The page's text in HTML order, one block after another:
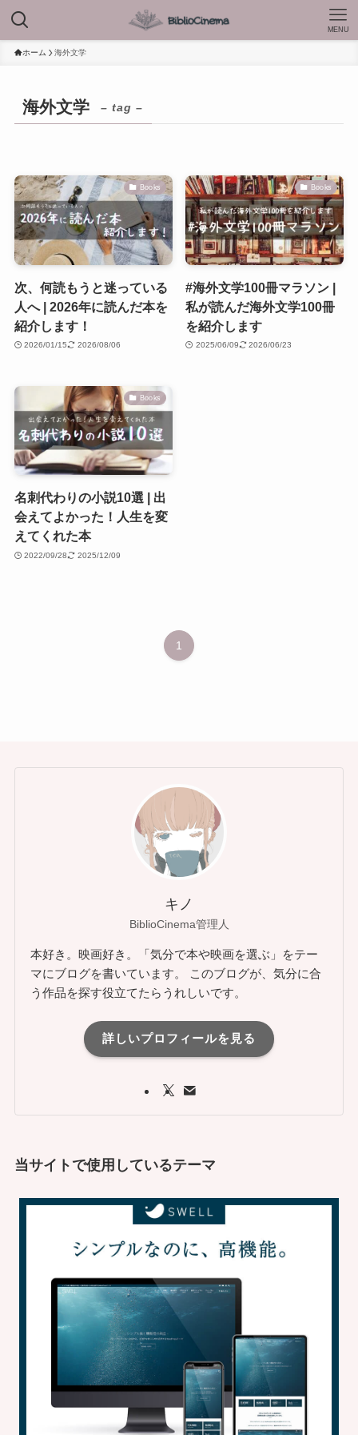
MENU
ホーム 海外文学
海外文学 – tag –
Books
次、何読もうと迷っている
人へ | 2026年に読んだ本を
紹介します！
2026/01/15 2026/08/06
Books
#海外文学100冊マラソン |
私が読んだ海外文学100冊
を紹介します
2025/06/09 2026/06/23
Books
名刺代わりの小説10選 | 出
会えてよかった！人生を変
えてくれた本
2022/09/28 2025/12/09
1
キノ
BiblioCinema管理人
本好き。映画好き。「気分で本や映画を選ぶ」をテー
マにブログを書いています。 このブログが、気分に合
う作品を探す役立てたらうれしいです。
詳しいプロフィールを見る
当サイトで使用しているテーマ